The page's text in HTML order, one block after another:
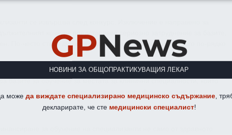
се извършва след конкурс. Изключение е направено за
конкурс представлява сериозно затруднение за базите,
По-често става дума за индивидуални практики, а много по-рядко
базите за обучение за местата за клинични специалности, които
ще бъде осъществявана не чрез финансиране от
за обучение на специализанти не само от здравното
GPNews
НОВИНИ ЗА ОБЩОПРАКТИКУВАЩИЯ ЛЕКАР
може да виждате специализирано медицинско съдържание ,
декларирате, че сте медицински специалист!